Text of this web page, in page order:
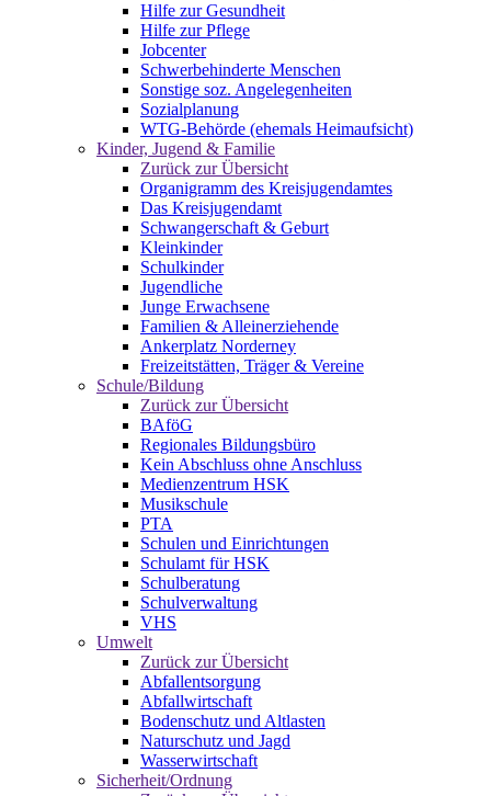
Hilfe zur Gesundheit
Hilfe zur Pflege
Jobcenter
Schwerbehinderte Menschen
Sonstige soz. Angelegenheiten
Sozialplanung
WTG-Behörde (ehemals Heimaufsicht)
Kinder, Jugend & Familie
Zurück zur Übersicht
Organigramm des Kreisjugendamtes
Das Kreisjugendamt
Schwangerschaft & Geburt
Kleinkinder
Schulkinder
Jugendliche
Junge Erwachsene
Familien & Alleinerziehende
Ankerplatz Norderney
Freizeitstätten, Träger & Vereine
Schule/Bildung
Zurück zur Übersicht
BAföG
Regionales Bildungsbüro
Kein Abschluss ohne Anschluss
Medienzentrum HSK
Musikschule
PTA
Schulen und Einrichtungen
Schulamt für HSK
Schulberatung
Schulverwaltung
VHS
Umwelt
Zurück zur Übersicht
Abfallentsorgung
Abfallwirtschaft
Bodenschutz und Altlasten
Naturschutz und Jagd
Wasserwirtschaft
Sicherheit/Ordnung